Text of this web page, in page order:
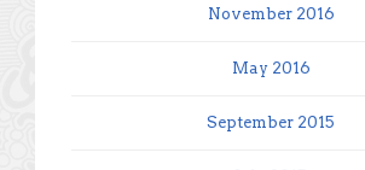
November 2016
May 2016
September 2015